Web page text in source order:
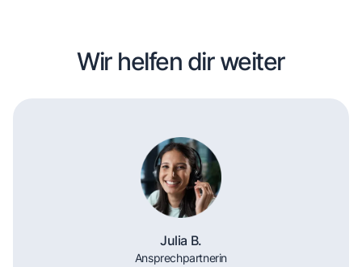
Wir helfen dir weiter
Julia B.
Ansprechpartnerin